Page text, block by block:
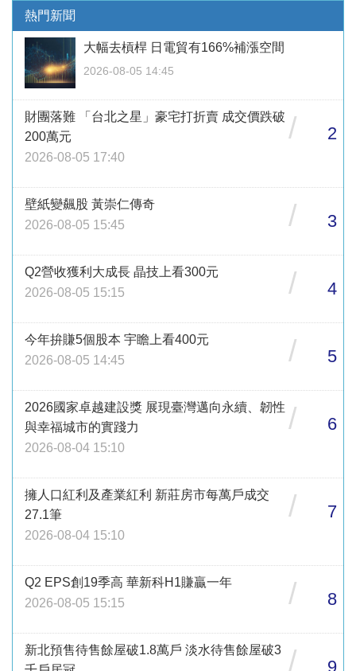
熱門新聞
大幅去槓桿 日電貿有166%補漲空間
2026-08-05 14:45
財團落難 「台北之星」豪宅打折賣 成交價跌破
200萬元
2026-08-05 17:40
/ 2
壁紙變飆股 黃崇仁傳奇
2026-08-05 15:45
/ 3
Q2營收獲利大成長 晶技上看300元
2026-08-05 15:15
/ 4
今年拚賺5個股本 宇瞻上看400元
2026-08-05 14:45
/ 5
2026國家卓越建設獎 展現臺灣邁向永續、韌性
與幸福城市的實踐力
2026-08-04 15:10
/ 6
擁人口紅利及產業紅利 新莊房市每萬戶成交
27.1筆
2026-08-04 15:10
/ 7
Q2 EPS創19季高 華新科H1賺贏一年
2026-08-05 15:15
/ 8
新北預售待售餘屋破1.8萬戶 淡水待售餘屋破3 / 9